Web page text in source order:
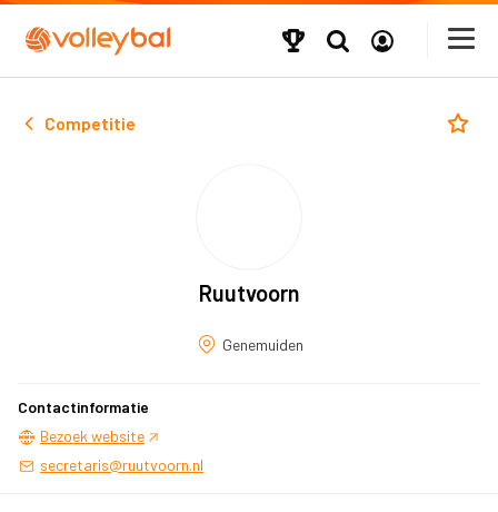
Competitie
Ruutvoorn
Genemuiden
Contactinformatie
Bezoek website
secretaris@ruutvoorn.nl